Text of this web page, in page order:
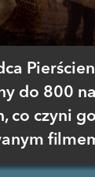
do 800
co czyni